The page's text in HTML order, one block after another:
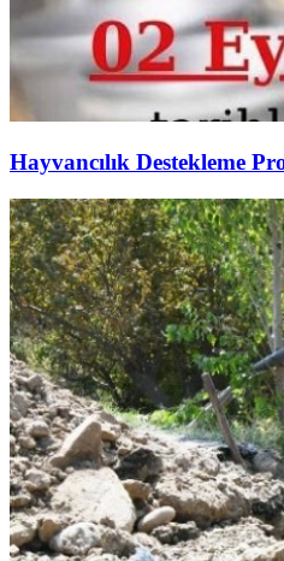
Hayvancılık Destekleme